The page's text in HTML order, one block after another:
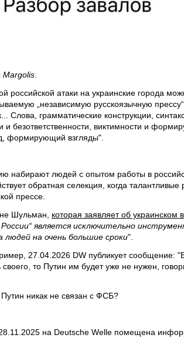
российской атаки на украинские города
„независимую русскоязычную
Слова, грамматические конструкции,
и безответственности, виктимности и
формирующий взгляды".
набирают людей с опытом работы в
обратная селекция, когда
прессе.
Шульман, которая заявляет об украинском
России“ является исключительно
людей на очень большие сроки".
27.04.2026 DW публикует сообщение:
своего, то Путин им будет уже не нужен,
никак не связан с ФСБ?
на Deutsche Welle помещена